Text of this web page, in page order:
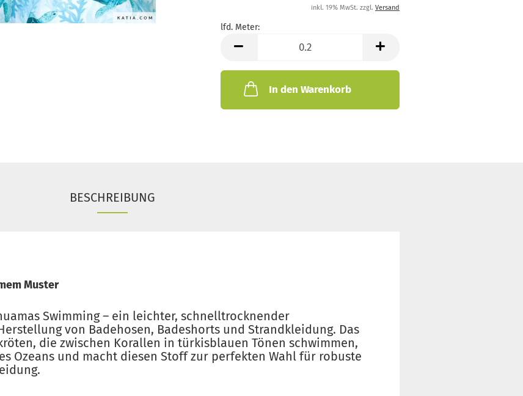
inkl. 19% MwSt. zzgl. Versand
lfd. Meter:
In den Warenkorb
BESCHREIBUNG
Muster
Swimming – ein leichter, schnelltrocknender
von Badehosen, Badeshorts und Strandkleidung. Das
die zwischen Korallen in türkisblauen Tönen schwimmen,
Ozeans und macht diesen Stoff zur perfekten Wahl für robuste